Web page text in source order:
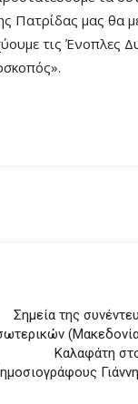
Πατρίδας μας θα
τις Ένοπλες
Σημεία της
Καλαφάτη